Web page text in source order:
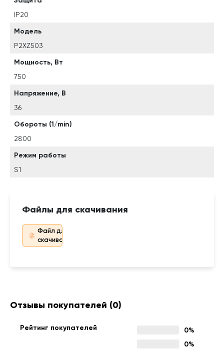
IP20
Модель
P2XZ503
Мощность, Вт
750
Напряжение, В
36
Обороты (1/min)
2800
Режим работы
S1
Файлы для скачивания
Файл для
скачивания
Отзывы покупателей (0)
Рейтинг покупателей
0%
0%